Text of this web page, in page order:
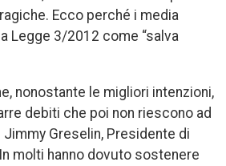
Ecco perché i media
Legge 3/2012 come “salva
nonostante le migliori intenzioni,
debiti che poi non riescono ad
Greselin, Presidente di
molti hanno dovuto sostenere